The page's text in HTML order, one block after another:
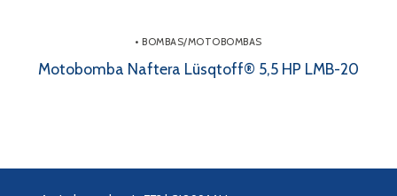
• BOMBAS/MOTOBOMBAS
Motobomba Naftera Lüsqtoff® 5,5 HP LMB-20